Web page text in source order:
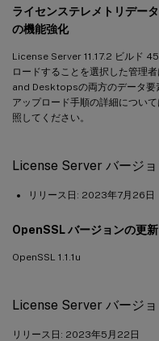
ライセンステレメトリデー
の機能強化
License Server 11.17.2 ビルド
ロードすることを選択した管
and Desktopsの両方のデータ要
アップロード手順の詳細につい
照してください。
License Server バージ
リリース日: 2023年7月26日
OpenSSL バージョンの更新
OpenSSL 1.1.1u
License Server バージョ
リリース日: 2023年5月22日